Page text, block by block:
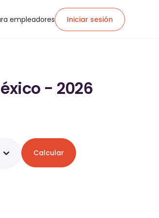
empleadores Iniciar sesión
- 2026
Calcular